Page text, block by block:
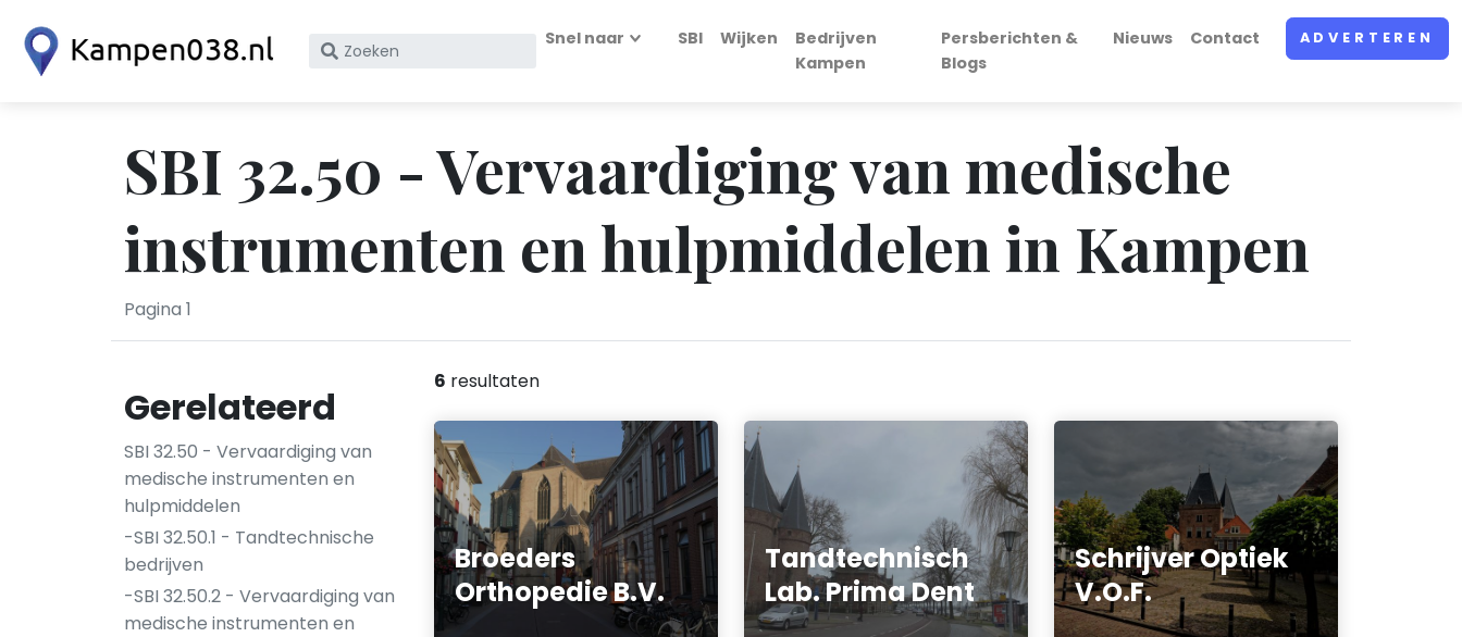
Zoek
KvK
nummer
Snel naar SBI Wijken
Bedrijven
Kampen
Persberichten &
Blogs
Nieuws Contact ADVERTEREN
SBI 32.50 - Vervaardiging van medische
instrumenten en hulpmiddelen in Kampen
Pagina 1
Gerelateerd
SBI 32.50 - Vervaardiging van
medische instrumenten en
hulpmiddelen
-SBI 32.50.1 - Tandtechnische
bedrijven
-SBI 32.50.2 - Vervaardiging van
medische instrumenten en
6 resultaten
Broeders
Orthopedie B.V.
Tandtechnisch
Lab. Prima Dent
Schrijver Optiek
V.O.F.